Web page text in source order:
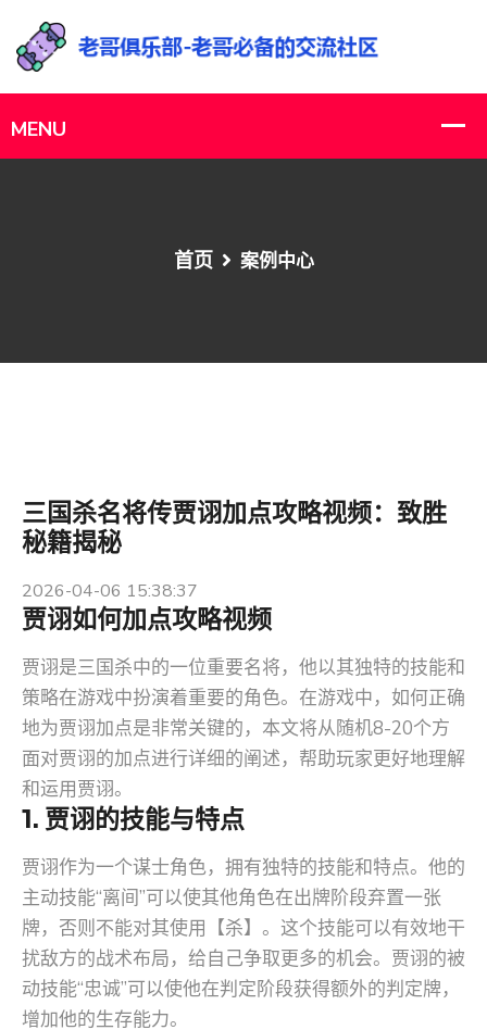
首页 案例中心
三国杀名将传贾诩加点攻略视频：致胜
秘籍揭秘
2026-04-06 15:38:37
贾诩如何加点攻略视频
贾诩是三国杀中的一位重要名将，他以其独特的技能和
策略在游戏中扮演着重要的角色。在游戏中，如何正确
地为贾诩加点是非常关键的，本文将从随机8-20个方
面对贾诩的加点进行详细的阐述，帮助玩家更好地理解
和运用贾诩。
1. 贾诩的技能与特点
贾诩作为一个谋士角色，拥有独特的技能和特点。他的
主动技能“离间”可以使其他角色在出牌阶段弃置一张
牌，否则不能对其使用【杀】。这个技能可以有效地干
扰敌方的战术布局，给自己争取更多的机会。贾诩的被
动技能“忠诚”可以使他在判定阶段获得额外的判定牌，
增加他的生存能力。